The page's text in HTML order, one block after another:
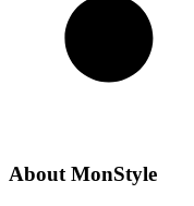
About MonStyle